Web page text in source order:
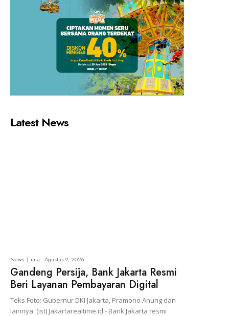
Latest News
News mia -Agustus 9, 2026
Gandeng Persija, Bank Jakarta Resmi
Beri Layanan Pembayaran Digital
Teks Foto: Gubernur DKI Jakarta, Pramono Anung dan
lainnya. (ist) Jakartarealtime.id - Bank Jakarta resmi